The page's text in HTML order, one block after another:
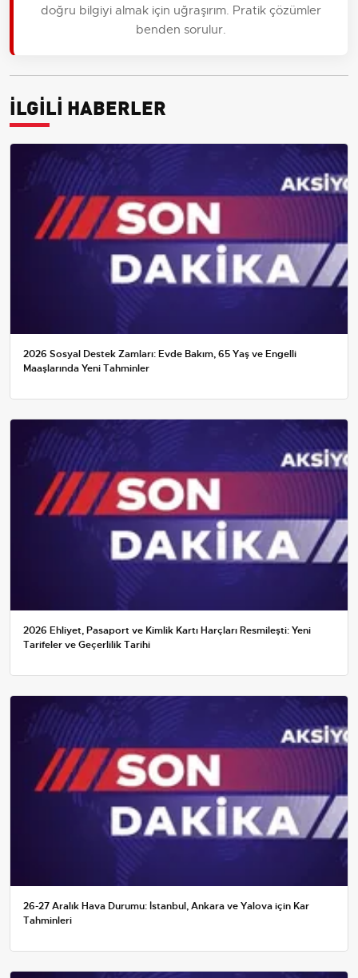
doğru bilgiyi almak için uğraşırım. Pratik çözümler
benden sorulur.
İLGİLİ HABERLER
2026 Sosyal Destek Zamları: Evde Bakım, 65 Yaş ve Engelli
Maaşlarında Yeni Tahminler
2026 Ehliyet, Pasaport ve Kimlik Kartı Harçları Resmileşti: Yeni
Tarifeler ve Geçerlilik Tarihi
26-27 Aralık Hava Durumu: İstanbul, Ankara ve Yalova için Kar
Tahminleri